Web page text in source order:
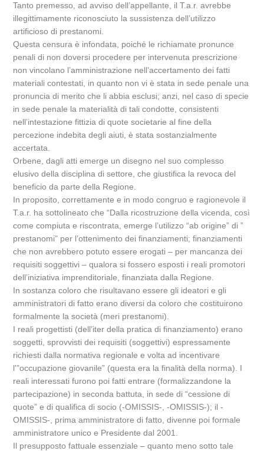
Tanto premesso, ad avviso dell’appellante, il T.a.r. avrebbe
illegittimamente riconosciuto la sussistenza dell’utilizzo
artificioso di prestanomi.
Questa censura è infondata, poiché le richiamate pronunce
penali di non doversi procedere per intervenuta prescrizione
non vincolano l’amministrazione nell’accertamento dei fatti
materiali contestati, in quanto non vi è stata in sede penale una
pronuncia di merito che li abbia esclusi; anzi, nel caso di specie
in sede penale la materialità di tali condotte, consistenti
nell’intestazione fittizia di quote societarie al fine della
percezione indebita degli aiuti, è stata sostanzialmente
accertata.
Orbene, dagli atti emerge un disegno nel suo complesso
elusivo della disciplina di settore, che giustifica la revoca del
beneficio da parte della Regione.
In proposito, correttamente e in modo congruo e ragionevole il
T.a.r. ha sottolineato che “Dalla ricostruzione della vicenda, così
come compiuta e riscontrata, emerge l’utilizzo “ab origine” di ”
prestanomi” per l’ottenimento dei finanziamenti; finanziamenti
che non avrebbero potuto essere erogati – per mancanza dei
requisiti soggettivi – qualora si fossero esposti i reali promotori
dell’iniziativa imprenditoriale, finanziata dalla Regione.
In sostanza coloro che risultavano essere gli ideatori e gli
amministratori di fatto erano diversi da coloro che costituirono
formalmente la società (meri prestanomi).
I reali progettisti (dell’iter della pratica di finanziamento) erano
soggetti, sprovvisti dei requisiti (soggettivi) espressamente
richiesti dalla normativa regionale e volta ad incentivare
l'”occupazione giovanile” (questa era la finalità della norma). I
reali interessati furono poi fatti entrare (formalizzandone la
partecipazione) in seconda battuta, in sede di “cessione di
quote” e di qualifica di socio (-OMISSIS-, -OMISSIS-); il -
OMISSIS-, prima amministratore di fatto, divenne poi formale
amministratore unico e Presidente dal 2001.
Il presupposto fattuale essenziale – quanto meno sotto tale